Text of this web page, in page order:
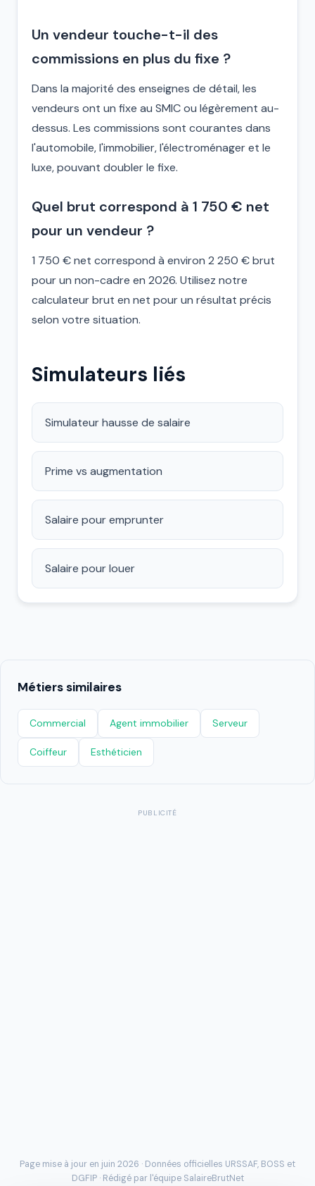
Un vendeur touche-t-il des
commissions en plus du fixe ?
Dans la majorité des enseignes de détail, les
vendeurs ont un fixe au SMIC ou légèrement au-
dessus. Les commissions sont courantes dans
l'automobile, l'immobilier, l'électroménager et le
luxe, pouvant doubler le fixe.
Quel brut correspond à 1 750 € net
pour un vendeur ?
1 750 € net correspond à environ 2 250 € brut
pour un non-cadre en 2026. Utilisez notre
calculateur brut en net pour un résultat précis
selon votre situation.
Simulateurs liés
Simulateur hausse de salaire
Prime vs augmentation
Salaire pour emprunter
Salaire pour louer
Métiers similaires
Commercial Agent immobilier Serveur
Coiffeur Esthéticien
PUBLICITÉ
Page mise à jour en juin 2026 · Données officielles URSSAF, BOSS et
DGFIP · Rédigé par l'équipe SalaireBrutNet